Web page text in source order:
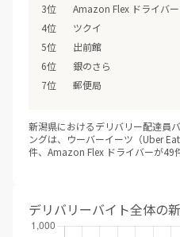
Amazon Flex ドライバー
ツクイ
出前館
銀のさら
郵便局
新潟県におけるデリバリー配達員
ングは、ウーバーイーツ（Uber
件、Amazon Flex ドライバーが49
番稼げるサービスを選んで、登録
※デリバリーバイトNAVI調べ
2026年08月
デリバリーバイト全体の